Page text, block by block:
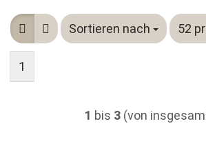
Sortieren nach
Sortieren nach 52
pro
1
1 bis 3 (von